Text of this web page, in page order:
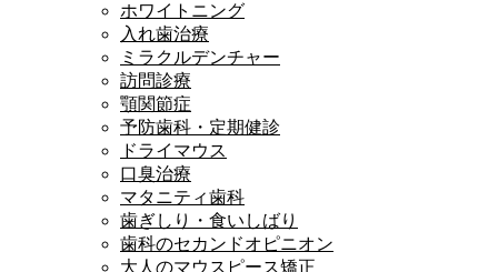
ホワイトニング
入れ歯治療
ミラクルデンチャー
訪問診療
顎関節症
予防歯科・定期健診
ドライマウス
口臭治療
マタニティ歯科
歯ぎしり・食いしばり
歯科のセカンドオピニオン
大人のマウスピース矯正